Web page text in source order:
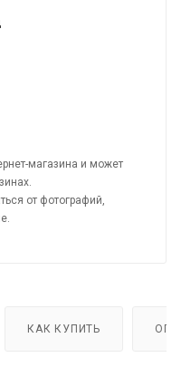
магазина и может
от фотографий,
КАК КУПИТЬ